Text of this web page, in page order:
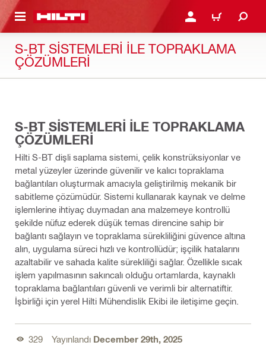
GEÇ GIRIŞ YAP YA DA KAYIT
SEPET
S-BT SİSTEMLERİ İLE TOPRAKLAMA
ÇÖZÜMLERİ
S-BT SİSTEMLERİ İLE TOPRAKLAMA
ÇÖZÜMLERİ
Hilti S-BT dişli saplama sistemi, çelik konstrüksiyonlar ve
metal yüzeyler üzerinde güvenilir ve kalıcı topraklama
bağlantıları oluşturmak amacıyla geliştirilmiş mekanik bir
sabitleme çözümüdür. Sistemi kullanarak kaynak ve delme
işlemlerine ihtiyaç duymadan ana malzemeye kontrollü
şekilde nüfuz ederek düşük temas direncine sahip bir
bağlantı sağlayın ve topraklama sürekliliğini güvence altına
alın, uygulama süreci hızlı ve kontrollüdür; işçilik hatalarını
azaltabilir ve sahada kalite sürekliliği sağlar. Özellikle sıcak
işlem yapılmasının sakıncalı olduğu ortamlarda, kaynaklı
topraklama bağlantıları güvenli ve verimli bir alternatiftir.
İşbirliği için yerel Hilti Mühendislik Ekibi ile iletişime geçin.
329 Yayınlandı December 29th, 2025